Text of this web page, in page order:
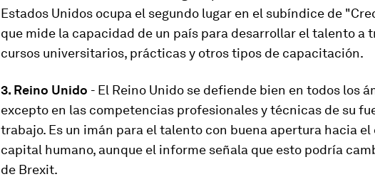
Estados Unidos ocupa el segundo lugar en el subíndice de
que mide la capacidad de un país para desarrollar el talento a
cursos universitarios, prácticas y otros tipos de capacitación.
3. Reino Unido - El Reino Unido se defiende bien en todos los
excepto en las competencias profesionales y técnicas de su
trabajo. Es un imán para el talento con buena apertura hacia el
capital humano, aunque el informe señala que esto podría
de Brexit.